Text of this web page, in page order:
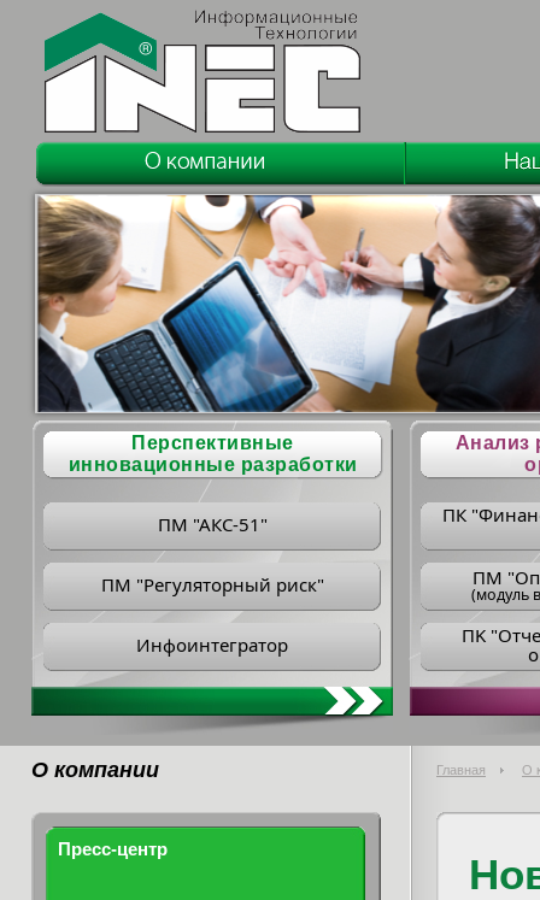
Перспективные
инновационные разработки
ПМ "АКС-51"
ПМ "Регуляторный риск"
Инфоинтегратор
Анализ
ПК
ПM
(модуль
ПK
О компании Главная О
Пресс-центр